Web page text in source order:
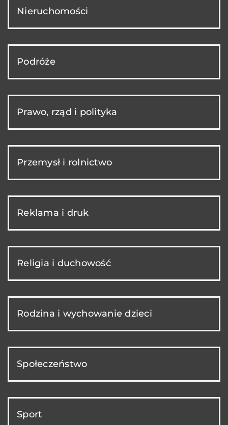
Nieruchomości
Podróże
Prawo, rząd i polityka
Przemysł i rolnictwo
Reklama i druk
Religia i duchowość
Rodzina i wychowanie dzieci
Społeczeństwo
Sport